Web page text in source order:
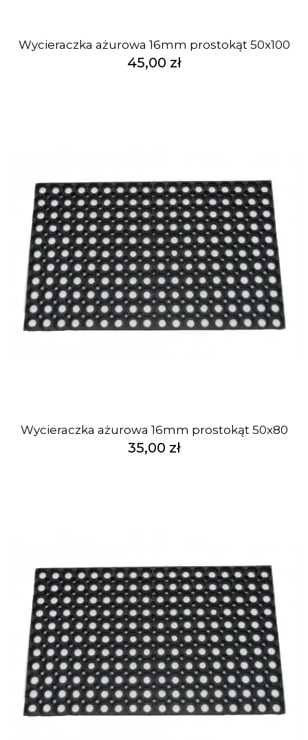
Wycieraczka ażurowa 16mm prostokąt 50x100
45,00 zł
Wycieraczka ażurowa 16mm prostokąt 50x80
35,00 zł